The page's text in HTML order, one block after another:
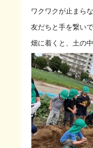
ワクワクが止まら
友だちと手を繋い
畑に着くと、土の